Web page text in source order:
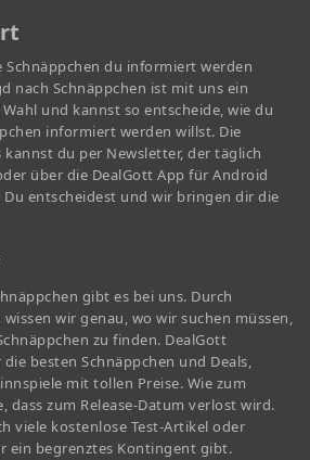
Schnäppchen du informiert werden
nach Schnäppchen ist mit uns ein
und kannst so entscheide, wie du
informiert werden willst. Die
kannst du per Newsletter, der täglich
über die DealGott App für Android
Du entscheidest und wir bringen dir die
gibt es bei uns. Durch
wir genau, wo wir suchen müssen,
zu finden. DealGott
besten Schnäppchen und Deals,
mit tollen Preise. Wie zum
dass zum Release-Datum verlost wird.
viele kostenlose Test-Artikel oder
ein begrenztes Kontingent gibt.